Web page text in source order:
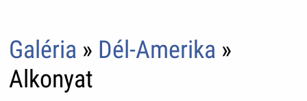
Galéria » Dél-Amerika »
Alkonyat